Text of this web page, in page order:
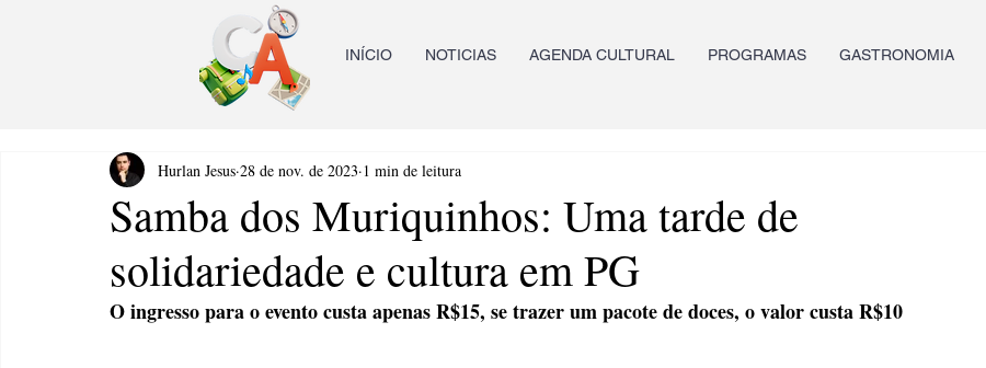
INÍCIO NOTICIAS AGENDA CULTURAL PROGRAMAS GASTRONOMIA
Samba dos Muriquinhos: Uma tarde de
solidariedade e cultura em PG
Hurlan Jesus 28 de nov. de 2023 1 min de leitura
O ingresso para o evento custa apenas R$15, se trazer um pacote de doces, o valor custa R$10